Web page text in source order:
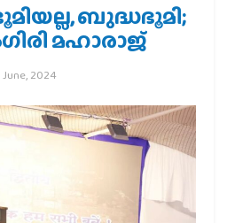
ബുദ്ധഭൂമി;
മഹാരാജ്
June, 2024